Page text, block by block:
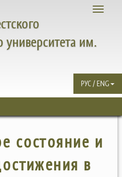
Toggle
университета им.
РУС / ENG
состояние и
в